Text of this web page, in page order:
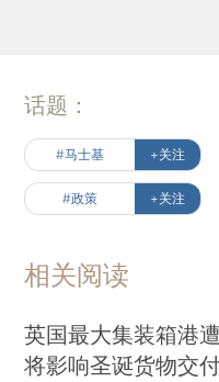
话题：
#马士基 +关注
#政策 +关注
相关阅读
英国最大集装箱港
将影响圣诞货物交